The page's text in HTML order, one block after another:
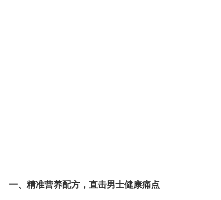
一、精准营养配方，直击男士健康痛点